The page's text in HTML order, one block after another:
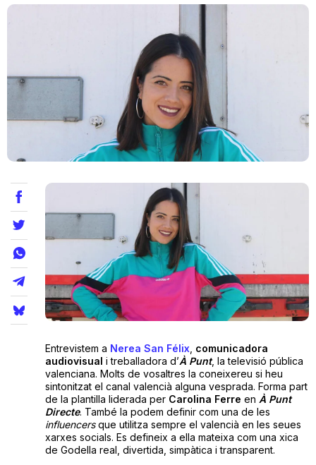
Cinema i Televisió
Festivals
Teatre
Internet
Opinió
Llibres
La Llista
Llocs
Entrevistem a Nerea San Félix comunicadora
audiovisual i treballadora d’À Punt, la televisió pública
valenciana. Molts de vosaltres la coneixereu si heu
sintonitzat el canal valencià alguna vesprada. Forma part
de la plantilla liderada per Carolina Ferre en À Punt
Directe. També la podem definir com una de les
influencersque utilitza sempre el valencià en les seues
xarxes socials. Es defineix a ella mateixa com una xica
de Godella real, divertida, simpàtica i transparent.